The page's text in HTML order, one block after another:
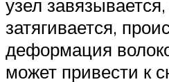
узел
затягивается,
деформация
может привести к